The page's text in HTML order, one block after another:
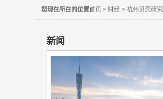
您现在所在的位置首页 > 财经 > 杭州贝壳研
新闻